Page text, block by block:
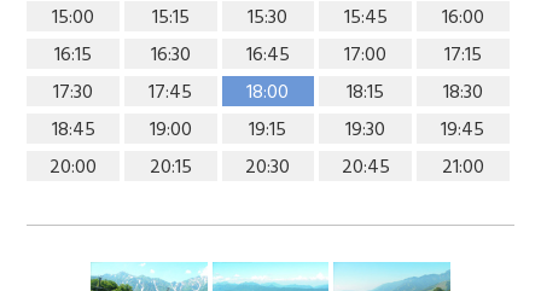
15:00
15:15 15:30 15:45
16:00
16:15
16:30 16:45 17:00
17:15
17:30
17:45 18:00 18:15
18:30
18:45
19:00 19:15 19:30
19:45
20:00
20:15 20:30 20:45 21:00